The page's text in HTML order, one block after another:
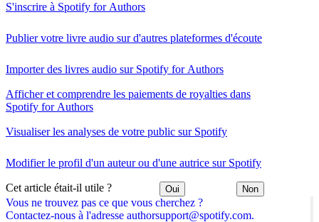
Vous ne trouvez pas ce que vous cherchez ?
Contactez-nous à l'adresse authorsupport@spotify.com.
S'inscrire à Spotify for Authors
Publier votre livre audio sur d'autres plateformes d'écoute
Importer des livres audio sur Spotify for Authors
Afficher et comprendre les paiements de royalties dans
Spotify for Authors
Visualiser les analyses de votre public sur Spotify
Modifier le profil d'un auteur ou d'une autrice sur Spotify
Cet article était-il utile ? Oui Non